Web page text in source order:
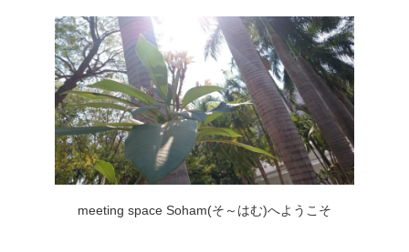
meeting space Soham(そ～はむ)へようこそ